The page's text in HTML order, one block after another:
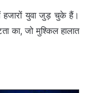
हजारों युवा जुड़ चुके हैं।
का, जो मुश्किल हालात